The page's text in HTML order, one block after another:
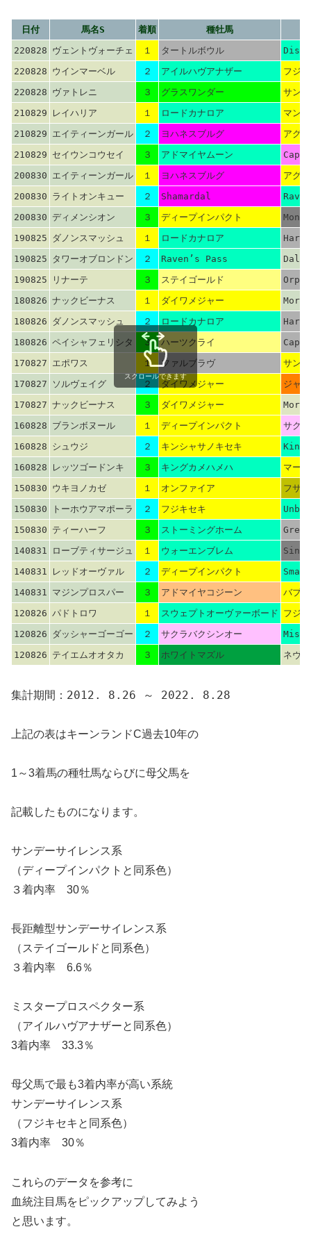
日付 馬名S 着順
種牡馬
220828 ヴェントヴォーチェ １ タートルボウル
220828 ウインマーベル ２ アイルハヴアナザー
フジ
220828 ヴァトレニ ３ グラスワンダー
サン
210829
レイハリア １ ロードカナロア
マン
210829 エイティーンガール ２ ヨハネスブルグ
アグ
210829 セイウンコウセイ ３ アドマイヤムーン
200830 エイティーンガール １ ヨハネスブルグ
アグ
200830 ライトオンキュー ２ Shamardal
200830 ディメンシオン ３ ディープインパクト
190825 ダノンスマッシュ １ ロードカナロア
Hard
190825
タワーオブロンドン ２ Raven’s Pass
190825
リナーテ ３ ステイゴールド
Orpen
180826 ナックビーナス １ ダイワメジャー
More
180826 ダノンスマッシュ ２ ロードカナロア
Hard
180826 ペイシャフェリシタ ３ ハーツクライ
Cape
170827 エポワス １ ファルブラヴ
サン
170827
ソルヴェイグ ２ ダイワメジャー
ジャ
170827 ナックビーナス ３ ダイワメジャー
More
160828 ブランボヌール １ ディープインパクト
サク
160828 シュウジ ２ キンシャサノキセキ
160828
レッツゴードンキ ３ キングカメハメハ
マー
150830 ウキヨノカゼ １ オンファイア
フサ
150830
トーホウアマポーラ ２ フジキセキ
150830 ティーハーフ ３ ストーミングホーム
140831
ローブティサージュ １ ウォーエンブレム
140831
レッドオーヴァル ２ ディープインパクト
140831 マジンプロスパー ３ アドマイヤコジーン
バブ
120826 パドトロワ １ スウェプトオーヴァーボード フジ
120826 ダッシャーゴーゴー ２ サクラバクシンオー
120826 テイエムオオタカ ３ ホワイトマズル ネヴ
スクロールできます
集計期間：2012. 8.26 ～ 2022. 8.28
上記の表はキーンランドC過去10年の
1～3着馬の種牡馬ならびに母父馬を
記載したものになります。
サンデーサイレンス系
（ディープインパクトと同系色）
３着内率 30％
長距離型サンデーサイレンス系
（ステイゴールドと同系色）
３着内率 6.6％
ミスタープロスペクター系
（アイルハヴアナザーと同系色）
3着内率 33.3％
母父馬で最も3着内率が高い系統
サンデーサイレンス系
（フジキセキと同系色）
3着内率 30％
これらのデータを参考に
血統注目馬をピックアップしてみよう
と思います。